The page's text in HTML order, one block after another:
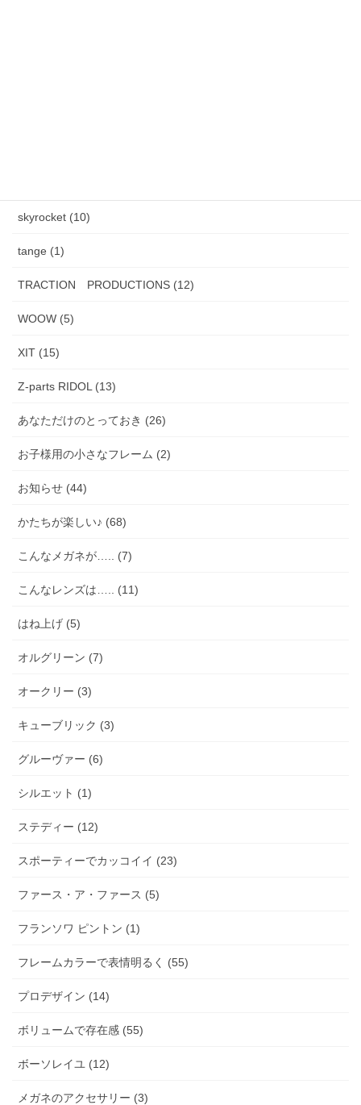
skyrocket (10)
tange (1)
TRACTION PRODUCTIONS (12)
WOOW (5)
XIT (15)
Z-parts RIDOL (13)
あなただけのとっておき (26)
お子様用の小さなフレーム (2)
お知らせ (44)
かたちが楽しい♪ (68)
こんなメガネが….. (7)
こんなレンズは….. (11)
はね上げ (5)
オルグリーン (7)
オークリー (3)
キューブリック (3)
グルーヴァー (6)
シルエット (1)
ステディー (12)
スポーティーでカッコイイ (23)
ファース・ア・ファース (5)
フランソワ ピントン (1)
フレームカラーで表情明るく (55)
プロデザイン (14)
ボリュームで存在感 (55)
ボーソレイユ (12)
メガネのアクセサリー (3)